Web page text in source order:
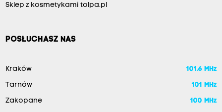
Sklep z kosmetykami tolpa.pl
POSŁUCHASZ NAS
Kraków 101.6 MHz
Tarnów 101 MHz
Zakopane 100 MHz